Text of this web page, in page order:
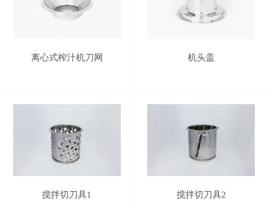
离心式榨汁机刀网 机头盖
搅拌切刀具1 搅拌切刀具2